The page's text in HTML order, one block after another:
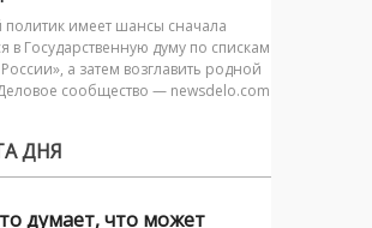
имеет шансы сначала
в Государственную думу по спискам
а затем возглавить родной
сообщество — newsdelo.com
ДНЯ
думает, что может